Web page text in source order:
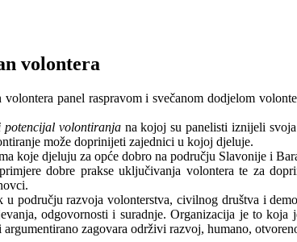
volontera
panel raspravom i svečanom dodjelom
potencijal volontiranjana kojoj su panelisti iznijeli
može doprinijeti zajednici u kojoj djeluje.
koje djeluju za opće dobro na području Slavonije i
dobre prakse uključivanja volontera te za
području razvoja volonterstva, civilnog društva i
odgovornosti i suradnje. Organizacija je to koja
zagovara održivi razvoj, humano,